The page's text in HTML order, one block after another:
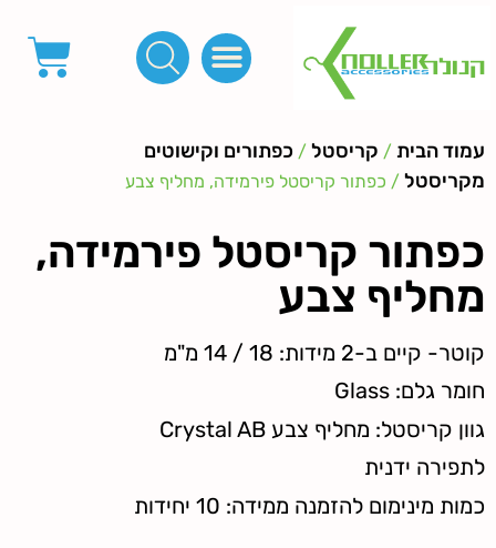
עמוד הבית / קריסטל / כפתורים וקישוטים
מקריסטל / כפתור קריסטל פירמידה, מחליף צבע
כפתור קריסטל פירמידה,
מחליף צבע
קוטר- קיים ב-2 מידות: 18 / 14 מ"מ
חומר גלם: Glass
גוון קריסטל: מחליף צבע Crystal AB
לתפירה ידנית
כמות מינימום להזמנה ממידה: 10 יחידות